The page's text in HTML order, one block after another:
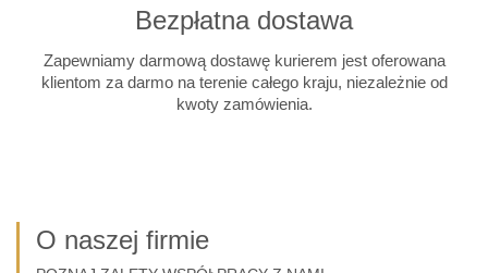
Bezpłatna dostawa
Zapewniamy darmową dostawę kurierem jest oferowana
klientom za darmo na terenie całego kraju, niezależnie od
kwoty zamówienia.
O naszej firmie